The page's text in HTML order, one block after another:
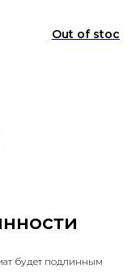
Out of stock
будет подлинным